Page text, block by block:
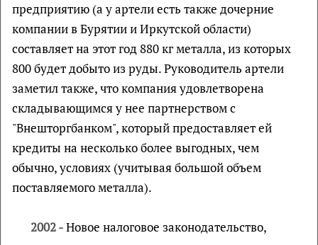
предприятию (а у артели есть также дочерние
компании в Бурятии и Иркутской области)
составляет на этот год 880 кг металла, из которых
800 будет добыто из руды. Руководитель артели
заметил также, что компания удовлетворена
складывающимся у нее партнерством с
"Внешторгбанком", который предоставляет ей
кредиты на несколько более выгодных, чем
обычно, условиях (учитывая большой объем
поставляемого металла).
2002 -Новое налоговое законодательство,